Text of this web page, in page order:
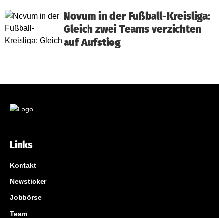
Novum in der Fußball-Kreisliga:
Gleich zwei Teams verzichten
auf Aufstieg
Links
Kontakt
Newsticker
Jobbörse
Team